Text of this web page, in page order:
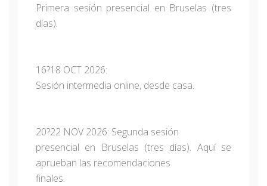
Primera sesión presencial en Bruselas (tres
días).
16?18 OCT 2026:
Sesión intermedia online, desde casa.
20?22 NOV 2026: Segunda sesión
presencial en Bruselas (tres días). Aquí se
aprueban las recomendaciones
finales.